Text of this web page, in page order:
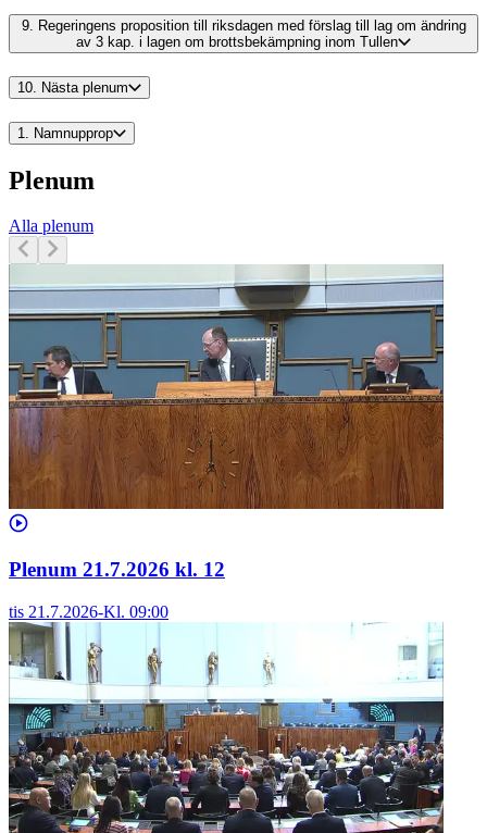
9. Regeringens proposition till riksdagen med förslag till lag om ändring
av 3 kap. i lagen om brottsbekämpning inom Tullen
10. Nästa plenum
1. Namnupprop
Plenum
Alla plenum
Plenum 21.7.2026 kl. 12
tis 21.7.2026-Kl. 09:00